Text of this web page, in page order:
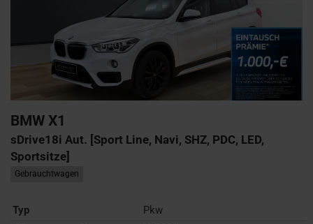
BMW X1
sDrive18i Aut. [Sport Line, Navi, SHZ, PDC, LED,
Sportsitze]
Gebrauchtwagen
Typ
Pkw